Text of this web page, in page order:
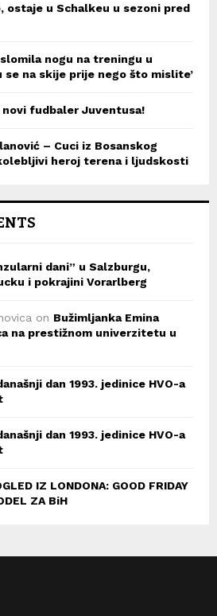
ostaje u Schalkeu u sezoni pred
nogu na treningu u
se na skije prije nego što mislite’
novi fudbaler Juventusa!
– Cuci iz Bosanskog
heroj terena i ljudskosti
dani” u Salzburgu,
i pokrajini Vorarlberg
on Bužimljanka Emina
na prestižnom univerzitetu u
dan 1993. jedinice HVO-a
dan 1993. jedinice HVO-a
IZ LONDONA: GOOD FRIDAY
ZA BiH